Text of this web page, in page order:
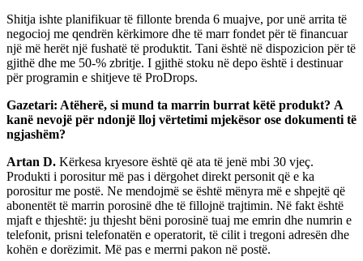
Shitja ishte planifikuar të fillonte brenda 6 muajve, por unë arrita të
negocioj me qendrën kërkimore dhe të marr fondet për të financuar
një më herët një fushatë të produktit. Tani është në dispozicion për të
gjithë dhe me 50-% zbritje. I gjithë stoku në depo është i destinuar
për programin e shitjeve të ProDrops.
Gazetari: Atëherë, si mund ta marrin burrat këtë produkt? A
kanë nevojë për ndonjë lloj vërtetimi mjekësor ose dokumenti të
ngjashëm?
Artan D. Kërkesa kryesore është që ata të jenë mbi 30 vjeç.
Produkti i porositur më pas i dërgohet direkt personit që e ka
porositur me postë. Ne mendojmë se është mënyra më e shpejtë që
abonentët të marrin porosinë dhe të fillojnë trajtimin. Në fakt është
mjaft e thjeshtë: ju thjesht bëni porosinë tuaj me emrin dhe numrin e
telefonit, prisni telefonatën e operatorit, të cilit i tregoni adresën dhe
kohën e dorëzimit. Më pas e merrni pakon në postë.